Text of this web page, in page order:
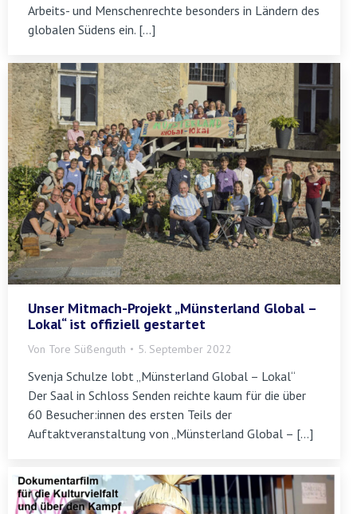
Arbeits- und Menschenrechte besonders in Ländern des
globalen Südens ein. […]
Unser Mitmach-Projekt „Münsterland Global –
Lokal“ ist offiziell gestartet
Von Tore Süßenguth 5. September 2022
Svenja Schulze lobt „Münsterland Global – Lokal“
Der Saal in Schloss Senden reichte kaum für die über
60 Besucher:innen des ersten Teils der
Auftaktveranstaltung von „Münsterland Global – […]